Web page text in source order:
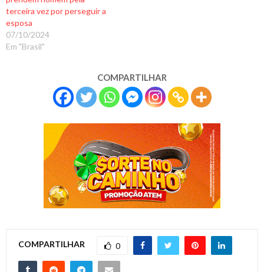
terceira vez por perseguir a
esposa
07/10/2024
Em "Brasil"
COMPARTILHAR
COMPARTILHAR 0